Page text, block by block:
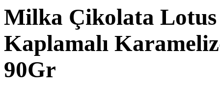
Milka Çikolata
Kaplamalı
90Gr